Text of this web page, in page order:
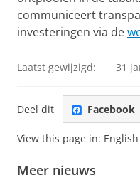
communiceert
investeringen via de
Laatst gewijzigd: 31
Deel dit Facebook
View this page in: English
Meer nieuws